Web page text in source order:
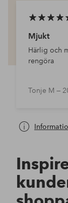
Mjukt
Härlig och
rengöra
Tonje M —